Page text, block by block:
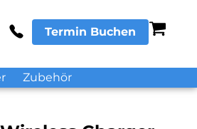
Termin Buchen
Zubehör